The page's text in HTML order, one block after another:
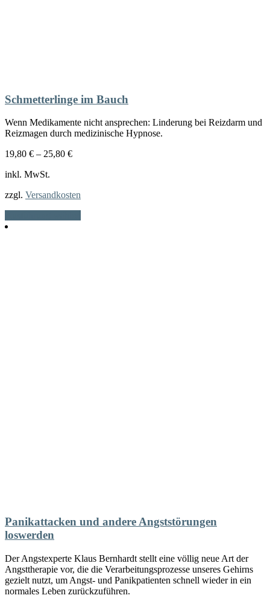
Schmetterlinge im Bauch
Wenn Medikamente nicht ansprechen: Linderung bei Reizdarm und
Reizmagen durch medizinische Hypnose.
19,80 € – 25,80 €
inkl. MwSt.
zzgl. Versandkosten
Panikattacken und andere Angststörungen
loswerden
Der Angstexperte Klaus Bernhardt stellt eine völlig neue Art der
Angsttherapie vor, die die Verarbeitungsprozesse unseres Gehirns
gezielt nutzt, um Angst- und Panikpatienten schnell wieder in ein
normales Leben zurückzuführen.